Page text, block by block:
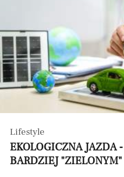
Lifestyle
EKOLOGICZNA JAZDA
BARDZIEJ